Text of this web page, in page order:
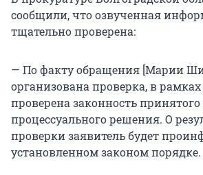
сообщили, что озвученная
тщательно проверена:
— По факту обращения [Марии
организована проверка, в
проверена законность
процессуального решения. О
проверки заявитель будет
установленном законом порядке.